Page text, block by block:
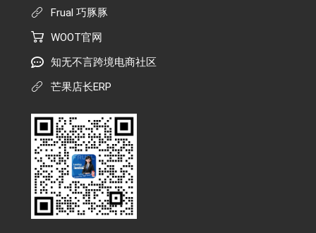
Frual 巧豚豚
WOOT官网
知无不言跨境电商社区
芒果店长ERP